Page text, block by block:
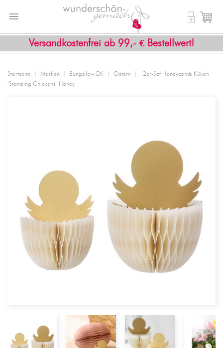
Versandkostenfrei ab 99,- € Bestellwert!
 shopping_cart

Startseite Marken Bungalow DK Ostern
2er-Set Honeycomb Küken
"Standing Chickens" Honey